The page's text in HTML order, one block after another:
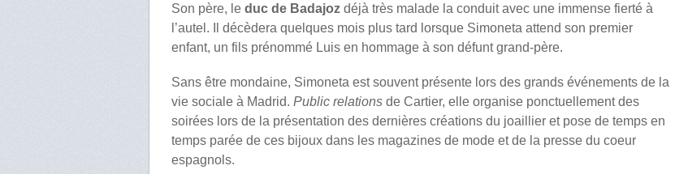
Son père, leduc de Badajoz déjà très malade la conduit avec une immense fierté à
l’autel. Il décèdera quelques mois plus tard lorsque Simoneta attend son premier
enfant, un fils prénommé Luis en hommage à son défunt grand-père.
Sans être mondaine, Simoneta est souvent présente lors des grands événements de la
vie sociale à Madrid.Public relations de Cartier, elle organise ponctuellement des
soirées lors de la présentation des dernières créations du joaillier et pose de temps en
temps parée de ces bijoux dans les magazines de mode et de la presse du coeur
espagnols.